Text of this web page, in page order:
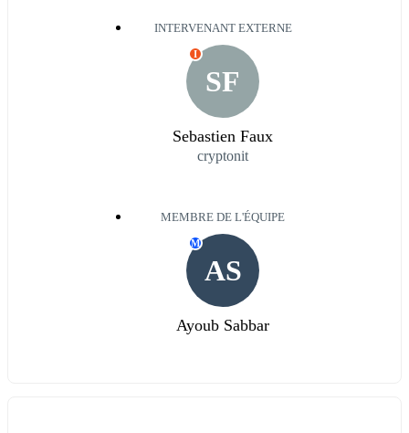
INTERVENANT EXTERNE
SF
I
Sebastien Faux
cryptonit
MEMBRE DE L'ÉQUIPE
AS
M
Ayoub Sabbar